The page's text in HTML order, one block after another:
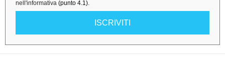
nell'informativa (punto 4.1).
ISCRIVITI